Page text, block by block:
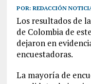
POR: REDACCIÓN
Los resultados de
de Colombia de
dejaron en
encuestadoras.
La mayoría de